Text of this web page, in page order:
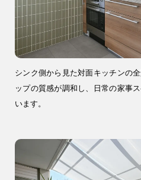
シンク側から見た対面キッチンの
ップの質感が調和し、日常の家事
います。
営業時間 9
（定休／水曜日）